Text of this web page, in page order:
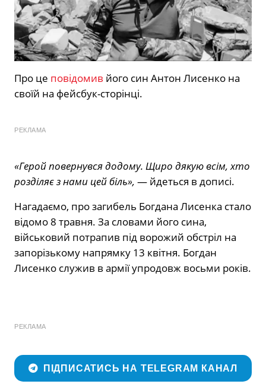
Про це повідомив його син Антон Лисенко на
своїй на фейсбук-сторінці.
РЕКЛАМА
«Герой повернувся додому. Щиро дякую всім, хто
розділяє з нами цей біль», — йдеться в дописі.
Нагадаємо, про загибель Богдана Лисенка стало
відомо 8 травня. За словами його сина,
військовий потрапив під ворожий обстріл на
запорізькому напрямку 13 квітня. Богдан
Лисенко служив в армії упродовж восьми років.
РЕКЛАМА
ПІДПИСАТИСЬ НА TELEGRAM КАНАЛ